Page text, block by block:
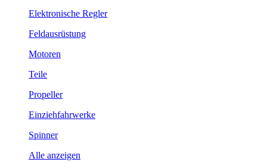
Elektronische Regler
Feldausrüstung
Motoren
Teile
Propeller
Einziehfahrwerke
Spinner
Alle anzeigen